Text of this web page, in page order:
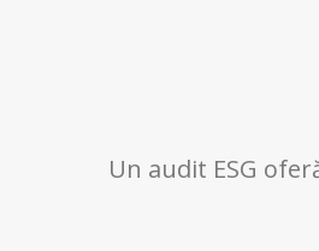
Un audit ESG